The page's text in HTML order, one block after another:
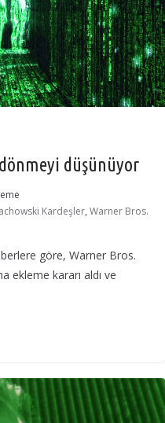
düşünüyor
Kardeşler, Warner Bros.
göre, Warner Bros.
ekleme kararı aldı ve